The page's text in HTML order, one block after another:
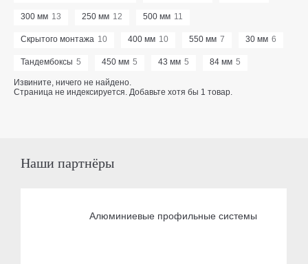
300 мм 13 250 мм 12 500 мм 11
Скрытого монтажа 10 400 мм 10 550 мм 7 30 мм 6
Тандембоксы 5 450 мм 5 43 мм 5 84 мм 5
Извините, ничего не найдено.
Страница не индексируется. Добавьте хотя бы 1 товар.
Наши партнёры
Алюминиевые профильные системы